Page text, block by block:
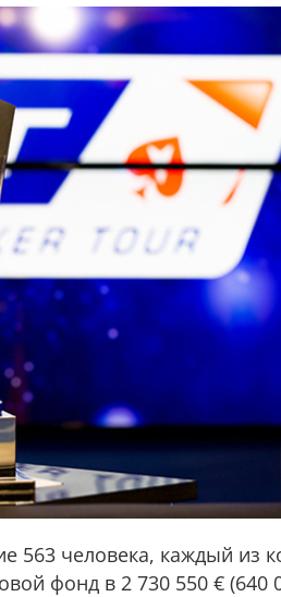
563 человека, каждый из
фонд в 2 730 550 € (640